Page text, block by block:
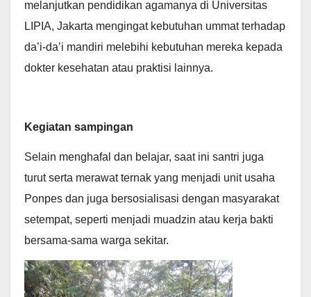
melanjutkan pendidikan agamanya di Universitas
LIPIA, Jakarta mengingat kebutuhan ummat terhadap
da’i-da’i mandiri melebihi kebutuhan mereka kepada
dokter kesehatan atau praktisi lainnya.
Kegiatan sampingan
Selain menghafal dan belajar, saat ini santri juga
turut serta merawat ternak yang menjadi unit usaha
Ponpes dan juga bersosialisasi dengan masyarakat
setempat, seperti menjadi muadzin atau kerja bakti
bersama-sama warga sekitar.